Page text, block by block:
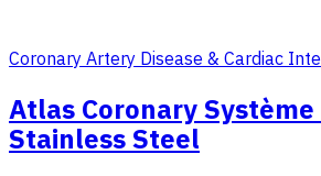
Coronary Artery Disease & Cardiac
Atlas Coronary
Stainless Steel